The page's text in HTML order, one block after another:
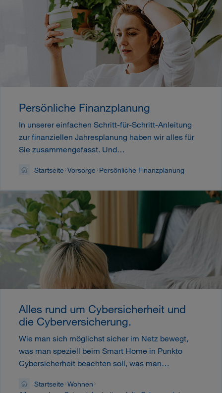
Persönliche Finanzplanung
In unserer einfachen Schritt-für-Schritt-Anleitung
zur finanziellen Jahresplanung haben wir alles für
Sie zusammengefasst. Und…
Startseite Vorsorge Persönliche Finanzplanung
Alles rund um Cybersicherheit und
die Cyberversicherung.
Wie man sich möglichst sicher im Netz bewegt,
was man speziell beim Smart Home in Punkto
Cybersicherheit beachten soll, was man…
Startseite Wohnen